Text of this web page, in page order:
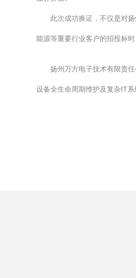
此次成功换证，不仅是对
能源等重要行业客户的招投标
扬州万方电子技术有限责
设备全生命周期维护及复杂IT